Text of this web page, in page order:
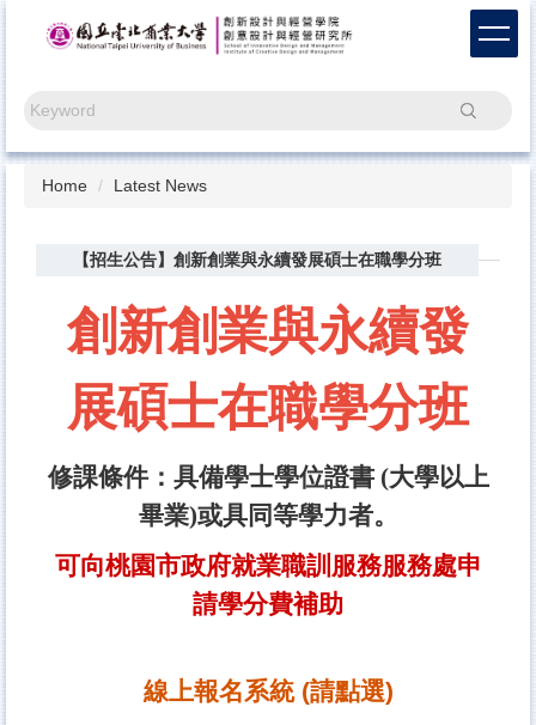
content
Search
Home Latest News
【招生公告】創新創業與永續發展碩士在職學分班
創新創業與永續發
展碩士在職學分班
修課條件：具備學士學位證書 (大學以上
畢業)或具同等學力者。
可向桃園市政府就業職訓服務服務處申
請學分費補助
線上報名系統 (請點選)